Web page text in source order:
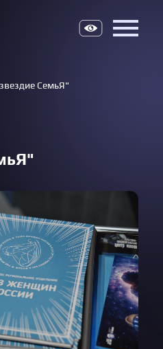
СемьЯ"